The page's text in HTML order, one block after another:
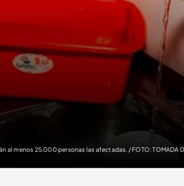
al menos 25.000 personas las afectadas. / FOTO: TOMADA